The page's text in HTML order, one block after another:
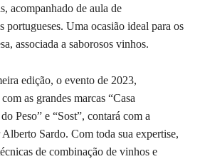
acompanhado de aula de
portugueses. Uma ocasião ideal para os
associada a saborosos vinhos.
edição, o evento de 2023,
as grandes marcas “Casa
Peso” e “Sost”, contará com a
Sardo. Com toda sua expertise,
de combinação de vinhos e